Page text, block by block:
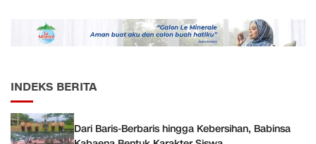
JMD dan JMF
INDEKS BERITA
Dari Baris-Berbaris hingga Kebersihan, Babinsa